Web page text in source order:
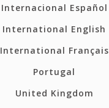
Internacional Español
International English
International Français
Portugal
United Kingdom